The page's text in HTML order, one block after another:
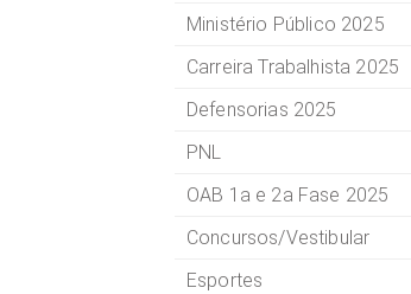
Ministério Público 2025
Carreira Trabalhista 2025
Defensorias 2025
PNL
OAB 1a e 2a Fase 2025
Concursos/Vestibular
Esportes